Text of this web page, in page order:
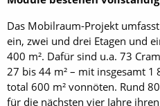
Das Mobilraum-Projekt
ein, zwei und drei Etagen und
400 m². Dafür sind u.a. 73
27 bis 44 m² – mit insgesamt
total 600 m² vonnöten. Rund
für die nächsten vier Jahre